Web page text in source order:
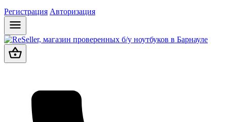
Регистрация Авторизация